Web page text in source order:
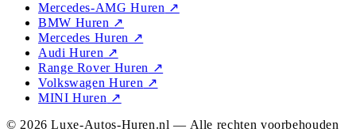
Mercedes-AMG Huren ↗
BMW Huren ↗
Mercedes Huren ↗
Audi Huren ↗
Range Rover Huren ↗
Volkswagen Huren ↗
MINI Huren ↗
© 2026 Luxe-Autos-Huren.nl — Alle rechten voorbehouden